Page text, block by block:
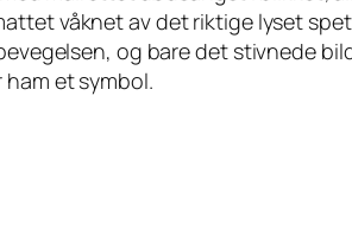
våknet av det riktige lyset
og bare det stivnede
et symbol.